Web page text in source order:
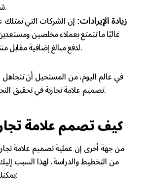
شخصيتك الفريدة.
زيادة الإيرادات: إن الشركات التي تمتلك
غالبًا ما تتمتع بعملاء مخلصين
لدفع مبالغ إضافية مقابل منتجاتها أو خدماتها.
في عالم اليوم، من المستحيل أن تتجاهل
تصميم علامة تجارية في تحقيق النجاح على المدى الطويل.
كيف تصمم علامة
من جهة أخرى إن عملية تصميم علامة
من التخطيط والدراسة، لهذا السبب
يمكنك اتباعها لتحقيق ذلك: